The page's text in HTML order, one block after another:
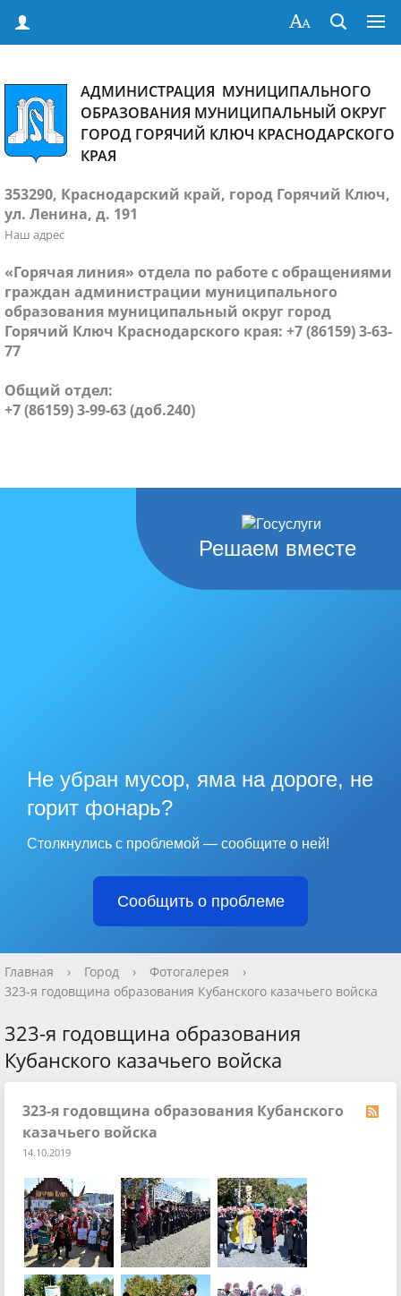
АДМИНИСТРАЦИЯ МУНИЦИПАЛЬНОГО
ОБРАЗОВАНИЯ МУНИЦИПАЛЬНЫЙ ОКРУГ
ГОРОД ГОРЯЧИЙ КЛЮЧ КРАСНОДАРСКОГО
КРАЯ
353290, Краснодарский край, город Горячий Ключ,
ул. Ленина, д. 191
Наш адрес
«Горячая линия» отдела по работе с обращениями
граждан администрации муниципального
образования муниципальный округ город
Горячий Ключ Краснодарского края: +7 (86159) 3-63-
77
Общий отдел:
+7 (86159) 3-99-63 (доб.240)
Решаем вместе
Не убран мусор, яма на дороге, не
горит фонарь?
Столкнулись с проблемой — сообщите о ней!
Сообщить о проблеме
Главная › Город › Фотогалерея
›
323-я годовщина образования Кубанского казачьего войска
323-я годовщина образования
Кубанского казачьего войска
323-я годовщина образования Кубанского
казачьего войска
14.10.2019